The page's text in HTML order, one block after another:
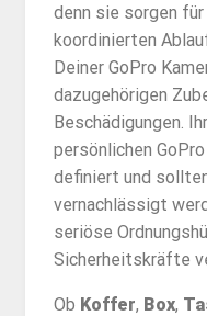
denn sie sorgen
koordinierten
Deiner GoPro
dazugehörigen
Beschädigungen.
persönlichen
definiert und
vernachlässigt
seriöse
Sicherheitskräfte
Ob Koffer, Box,